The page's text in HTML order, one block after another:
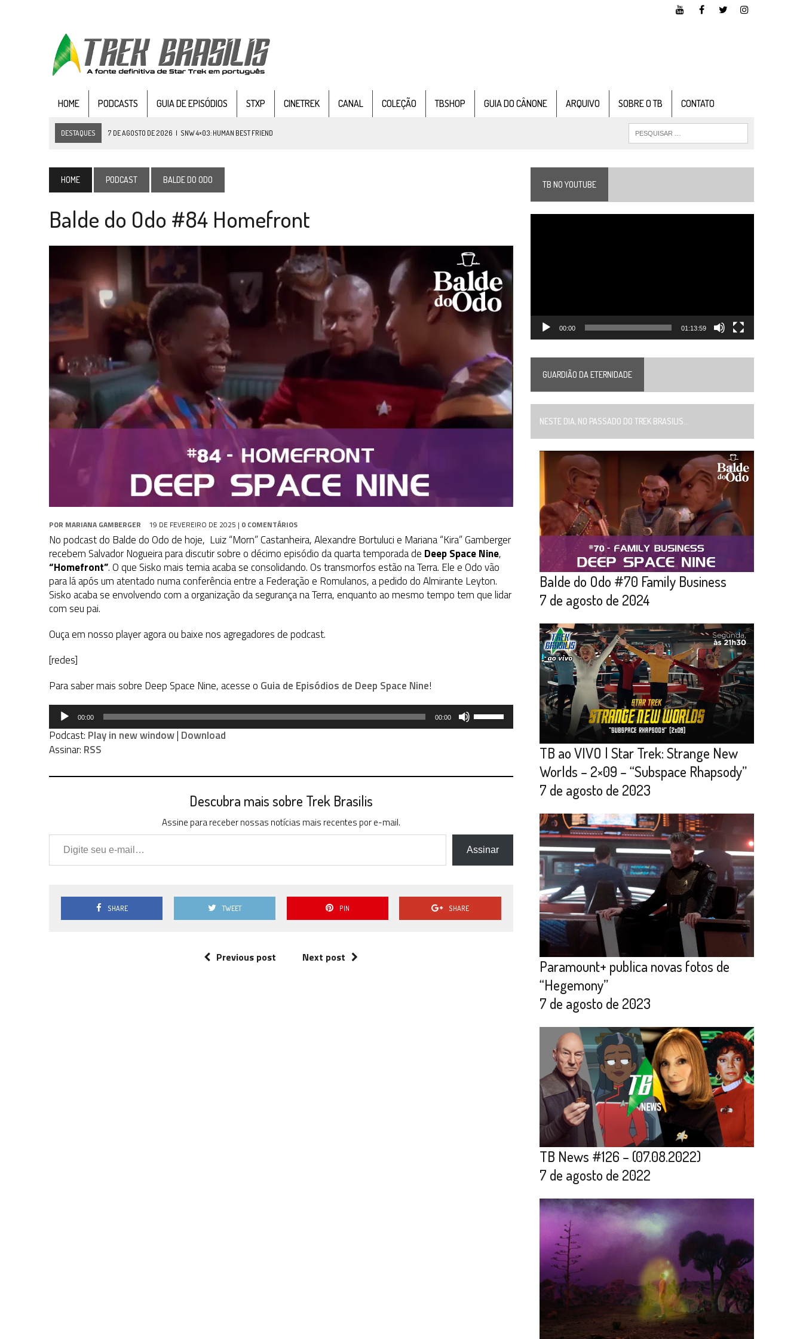
HOME PODCASTS GUIA DE EPISÓDIOS STXP CINETREK CANAL COLEÇÃO TBSHOP GUIA DO CÂNONE ARQUIVO SOBRE O TB CONTATO
DESTAQUES 7 DE AGOSTO DE 2026 | SNW 4×03: HUMAN BEST FRIEND
4 DE AGOSTO DE 2026 | REVISITANDO “HIDE AND Q” (TNG 1×09)
3 DE AGOSTO DE 2026 VEJA FOTOS DO TERCEIRO EPISÓDIO DA 4ª TEMPORADA DE STRANGE NEW WORDS
TB AO VIVO | STAR TREK: STRANGE NEW WORLDS – “THE GRIFFIN INCIDENT” (4×02)
1 DE AGOSTO DE 2026 ELENCO DE STRANGE NEW WORLDS ENCARA O FIM DE UMA ERA NA SDCC
31 DE JULHO DE 2026 GRANDES JORNADAS | QUATRO EPISÓDIOS DE STAR TREKSOBRE DIFERENTES PONTOS DE VISTA
7 DE AGOSTO DE 2026 GRANDES JORNADAS | SEIS EPISÓDIOS DE SOBRE PATERNIDADE
HOME PODCAST BALDE DO ODO
Balde do Odo #84 Homefront
POR MARIANA GAMBERGER 19 DE FEVEREIRO DE 2025 | 0 COMENTÁRIOS
No podcast do Balde do Odo de hoje, Luiz “Morn” Castanheira, Alexandre Bortuluci e Mariana “Kira” Gamberger
recebem Salvador Nogueira para discutir sobre o décimo episódio da quarta temporada de Deep Space Nine,
“Homefront”. O que Sisko mais temia acaba se consolidando. Os transmorfos estão na Terra. Ele e Odo vão
para lá após um atentado numa conferência entre a Federação e Romulanos, a pedido do Almirante Leyton.
Sisko acaba se envolvendo com a organização da segurança na Terra, enquanto ao mesmo tempo tem que lidar
com seu pai.
Ouça em nosso player agora ou baixe nos agregadores de podcast.
[redes]
Para saber mais sobre Deep Space Nine, acesse o Guia de Episódios de Deep Space Nine!
Tocador
áudio
00:00 00:00
ou
aumentar
ou
Podcast: Play in new window| Download
Assinar: RSS
Descubra mais sobre Trek Brasilis
Assine para receber nossas notícias mais recentes por e-mail.
Digite seu e-mail…
Assinar
SHARE TWEET PIN SHARE
Previous post Next post
TB NO YOUTUBE
00:00 01:13:59
GUARDIÃO DA ETERNIDADE
NESTE DIA, NO PASSADO DO TREK BRASILIS...
Balde do Odo #70 Family Business
7 de agosto de 2024
TB ao VIVO | Star Trek: Strange New
Worlds – 2×09 – “Subspace Rhapsody”
7 de agosto de 2023
Paramount+ publica novas fotos de
“Hegemony”
7 de agosto de 2023
TB News #126 – (07.08.2022)
7 de agosto de 2022